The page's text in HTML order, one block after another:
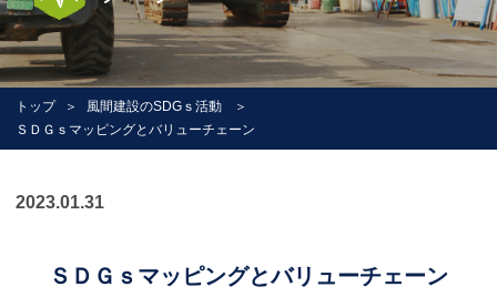
替
トップ
風間建設のSDGｓ活動
ＳＤＧｓマッピングとバリューチェーン
2023.01.31
ＳＤＧｓマッピングとバリューチェーン